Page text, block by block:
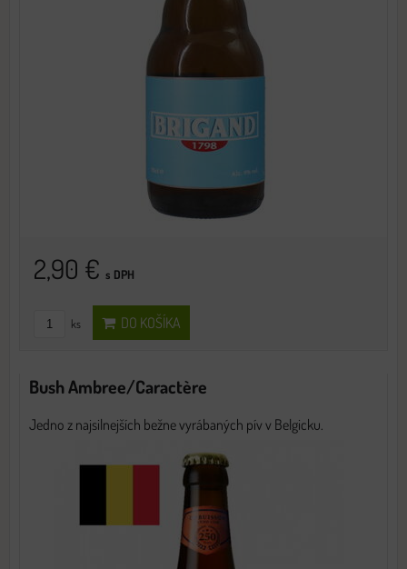
2,90 € s DPH
ks DO KOŠÍKA
Bush Ambree/Caractère
Jedno z najsilnejších bežne vyrábaných pív v Belgicku.